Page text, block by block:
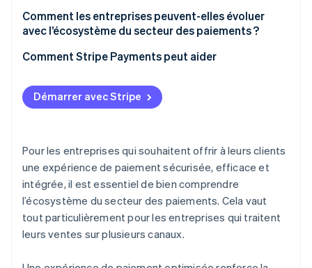
Stripe Sessions 2026
Regarder la vidéo
Paysage concurrentiel
Paiements sans contact
Convergence des canaux de retail
Wallets
Authentification biométrique
Paiements avec l’Internet des objets (IdO)
Intelligence artificielle (IA) et machine learning
Paiements et versements transfrontaliers
Comment les entreprises peuvent-elles évoluer
avec l’écosystème du secteur des paiements ?
Comment Stripe Payments peut aider
Démarrer avec Stripe
Pour les entreprises qui souhaitent offrir à leurs clients
une expérience de paiement sécurisée, efficace et
intégrée, il est essentiel de bien comprendre
l’écosystème du secteur des paiements. Cela vaut
tout particulièrement pour les entreprises qui traitent
leurs ventes sur plusieurs canaux.